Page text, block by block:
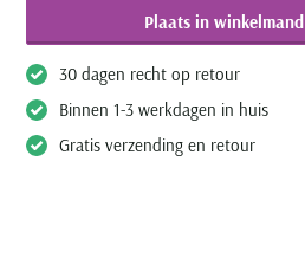
Plaats in winkelmand
30 dagen recht op retour
Binnen 1-3 werkdagen in huis
Gratis verzending en retour